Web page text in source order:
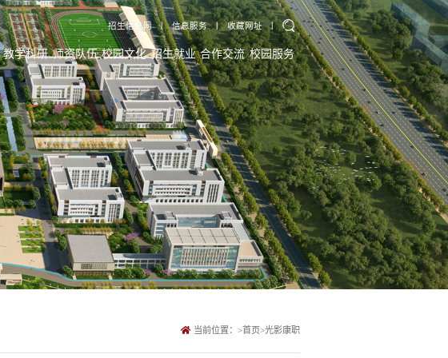
招生信息网 丨 信息服务 丨 收藏网址 丨
教学科研 师资队伍 校园文化 招生就业 合作交流 校园服务
当前位置： >首页>光影康职